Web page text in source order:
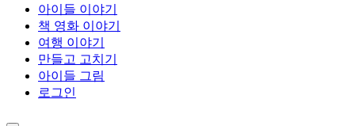
아이들 이야기
책 영화 이야기
여행 이야기
만들고 고치기
아이들 그림
로그인